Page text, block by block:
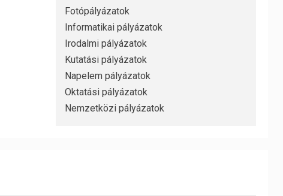
Fotópályázatok
Informatikai pályázatok
Irodalmi pályázatok
Kutatási pályázatok
Napelem pályázatok
Oktatási pályázatok
Nemzetközi pályázatok